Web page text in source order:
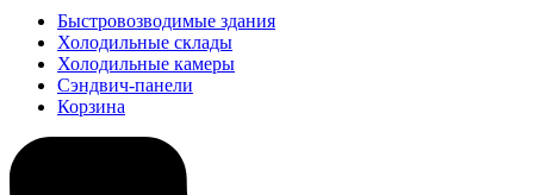
Быстровозводимые здания
Холодильные склады
Холодильные камеры
Сэндвич-панели
Корзина